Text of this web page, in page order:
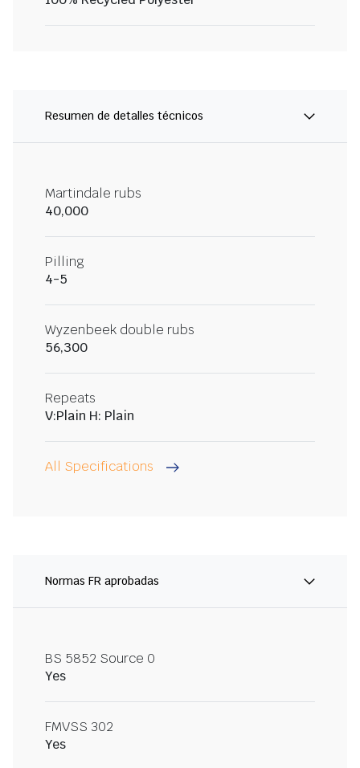
Resumen de detalles técnicos
Martindale rubs
40,000
Pilling
4-5
Wyzenbeek double rubs
56,300
Repeats
V:Plain H: Plain
All Specifications
Normas FR aprobadas
BS 5852 Source 0
Yes
FMVSS 302
Yes